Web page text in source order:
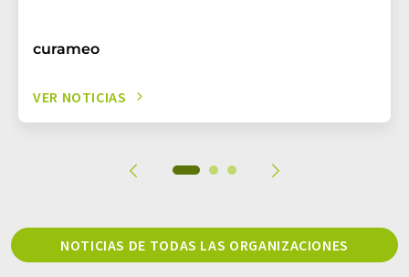
curameo
VER NOTICIAS
NOTICIAS DE TODAS LAS ORGANIZACIONES